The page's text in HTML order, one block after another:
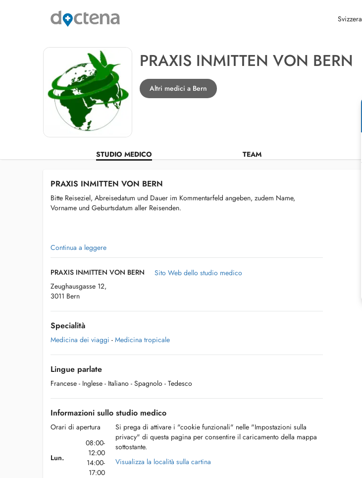
Svizzera
PRAXIS INMITTEN VON BERN
Altri medici a Bern
STUDIO MEDICO TEAM
PRAXIS INMITTEN VON BERN
Bitte Reiseziel, Abreisedatum und Dauer im Kommentarfeld angeben, zudem Name,
Vorname und Geburtsdatum aller Reisenden.
Wir impfen KEINE Kinder < 16. Lebensjahr. Wir empfehlen Eltern mit Kindern sich in einem
Zentrum für Reisemedizin zu melden.
Inselspital Bern, Tel. 031 632 25 25 - Tropeninstitut Basel, Tel. 061 284 82 55
Continua a leggere
PRAXIS INMITTEN VON BERN
Zeughausgasse 12,
3011 Bern
Sito Web dello studio medico
Specialità
Medicina dei viaggi - Medicina tropicale
Lingue parlate
Francese - Inglese - Italiano - Spagnolo - Tedesco
Informazioni sullo studio medico
Orari di apertura
Lun.
08:00-
12:00
14:00-
17:00
Si prega di attivare i "cookie funzionali" nelle "Impostazioni sulla
privacy" di questa pagina per consentire il caricamento della mappa
sottostante.
Visualizza la località sulla cartina